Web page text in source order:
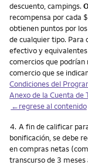
descuento, campings.
recompensa por cada
obtienen puntos por
de cualquier tipo. Para
efectivo y
comercios que podrían
comercio que se
Condiciones del
Anexo de la Cuenta de
←regrese al contenido
Nota
4. A fin de calificar
bonificación, se debe
en compras netas
transcurso de 3